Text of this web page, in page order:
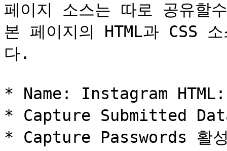
페이지 소스는 따로 공유할
본 페이지의 HTML과 CSS
다.
* Name: Instagram HTML:
* Capture Submitted
* Capture Passwords 활